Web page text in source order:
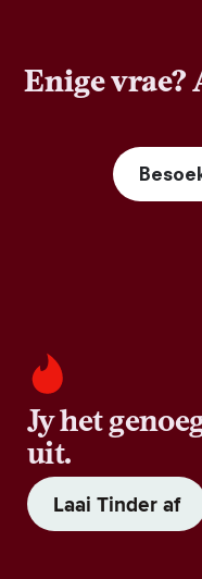
Enige vrae?
Jy het
uit.
Laai Tinder af